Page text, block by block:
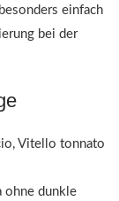
einfach
bei der
Vitello tonnato
ohne dunkle